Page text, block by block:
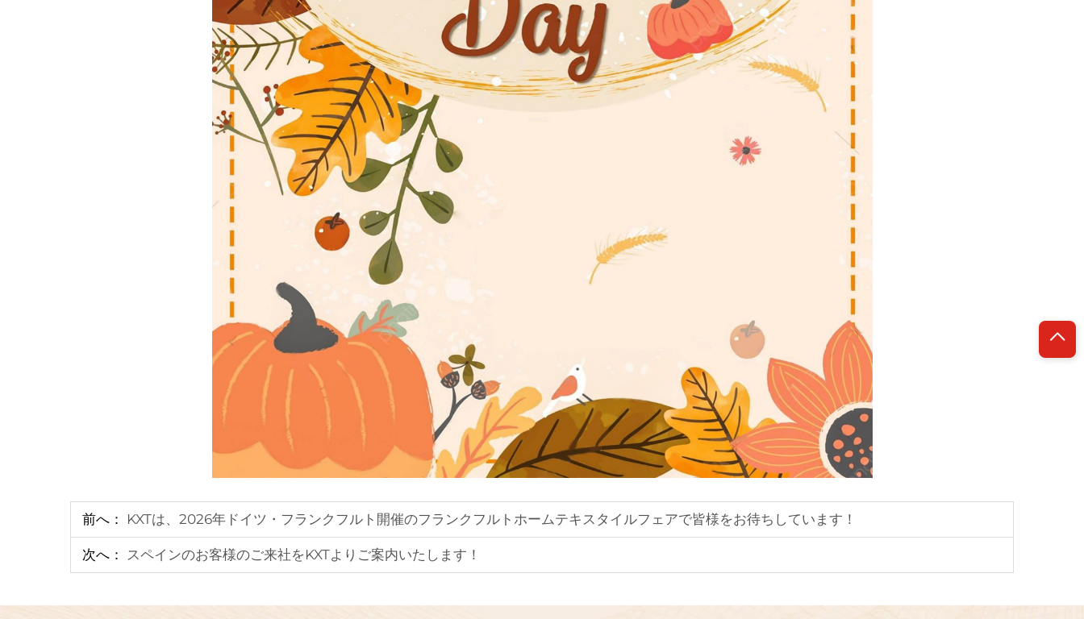
前へ： KXTは、2026年ドイツ・フランクフルト開催のフランクフルトホームテキスタイルフェアで皆様をお待ちしています！
次へ： スペインのお客様のご来社をKXTよりご案内いたします！